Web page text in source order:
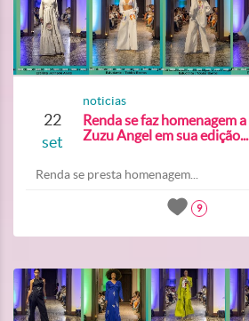
22
set
noticias
Renda se faz homenagem a
Zuzu Angel em sua edição...
Renda se presta homenagem...
9